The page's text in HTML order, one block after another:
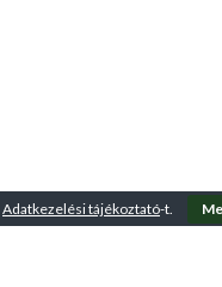
Adatkezelési tájékoztató-t.